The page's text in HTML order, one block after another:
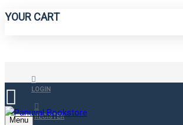
YOUR CART
LOGIN
REGISTER
Menu